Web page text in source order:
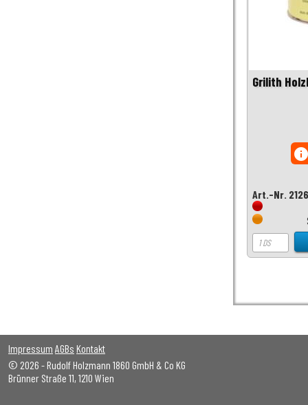
Grilith
Art.-Nr.
Impressum AGBs Kontakt
© 2026 - Rudolf Holzmann 1860 GmbH & Co KG
Brünner Straße 11, 1210 Wien